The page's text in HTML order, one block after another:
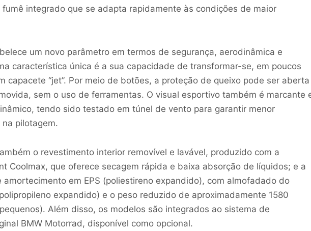
integrado que se adapta rapidamente às condições de maior
um novo parâmetro em termos de segurança, aerodinâmica e
característica única é a sua capacidade de transformar-se, em poucos
capacete “jet”. Por meio de botões, a proteção de queixo pode ser aberta
sem o uso de ferramentas. O visual esportivo também é marcante
tendo sido testado em túnel de vento para garantir menor
pilotagem.
o revestimento interior removível e lavável, produzido com a
Coolmax, que oferece secagem rápida e baixa absorção de líquidos; e a
amortecimento em EPS (poliestireno expandido), com almofadado do
expandido) e o peso reduzido de aproximadamente 1580
Além disso, os modelos são integrados ao sistema de
BMW Motorrad, disponível como opcional.